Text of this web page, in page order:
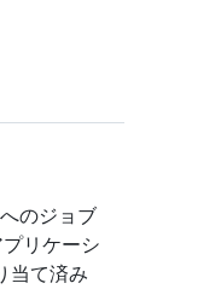
のジョブ
プリケーシ
当て済み